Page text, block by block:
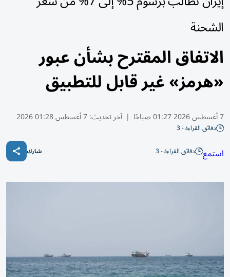
الشحنة
الاتفاق المقترح بشأن عبور
«هرمز» غير قابل للتطبيق
7 أغسطس 2026 01:27 صباحًا | آخر تحديث:7 أغسطس 01:28 2026
دقائق القراءة - 3
استمع دقائق القراءة - 3 شارك